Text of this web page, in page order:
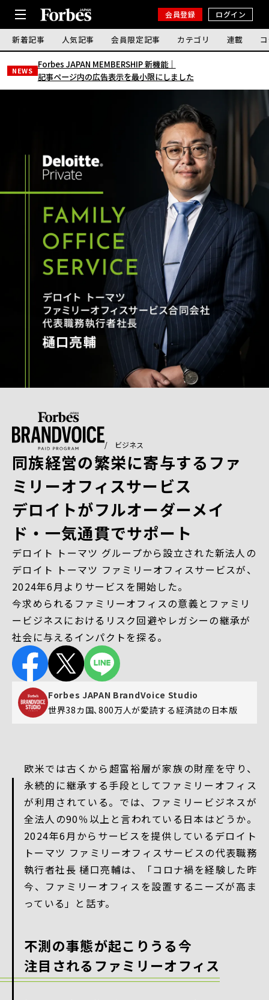
会員登録 ログイン
新着記事 人気記事 会員限定記事 カテゴリ 連載
NEWS
Forbes JAPAN MEMBERSHIP 新機能｜
記事ページ内の広告表示を最小限にしました
/ ビジネス
同族経営の繁栄に寄与するファ
ミリーオフィスサービス
デロイトがフルオーダーメイ
ド・一気通貫でサポート
Forbes JAPAN BrandVoice Studio
世界38カ国､800万人が愛読する経済誌の日本版
デロイト トーマツ グループから設立された新法人の
デロイト トーマツ ファミリーオフィスサービスが、
2024年6月よりサービスを開始した。
今求められるファミリーオフィスの意義とファミリ
ービジネスにおけるリスク回避やレガシーの継承が
社会に与えるインパクトを探る。
欧米では古くから超富裕層が家族の財産を守り、
永続的に継承する手段としてファミリーオフィス
が利用されている。では、ファミリービジネスが
全法人の90％以上と言われている日本はどうか。
2024年6月からサービスを提供しているデロイト
トーマツ ファミリーオフィスサービスの代表職務
執⾏者社⻑ 樋口亮輔は、「コロナ禍を経験した昨
今、ファミリーオフィスを設置するニーズが高ま
っている」と話す。
不測の事態が起こりうる今
注目されるファミリーオフィス